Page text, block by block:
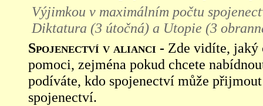
Výjimkou v maximálním počtu
Diktatura (3 útočná) a Utopie (3
Spojenectví v alianci - Zde vidíte, jaký
pomoci, zejména pokud chcete
podíváte, kdo spojenectví může
spojenectví.